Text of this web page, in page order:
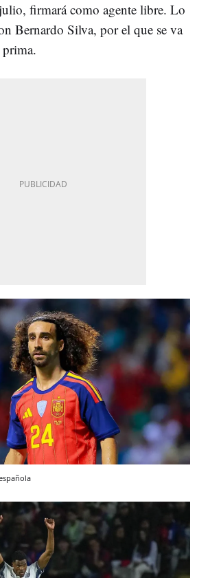
firmará como agente libre. Lo
Bernardo Silva, por el que se va
prima.